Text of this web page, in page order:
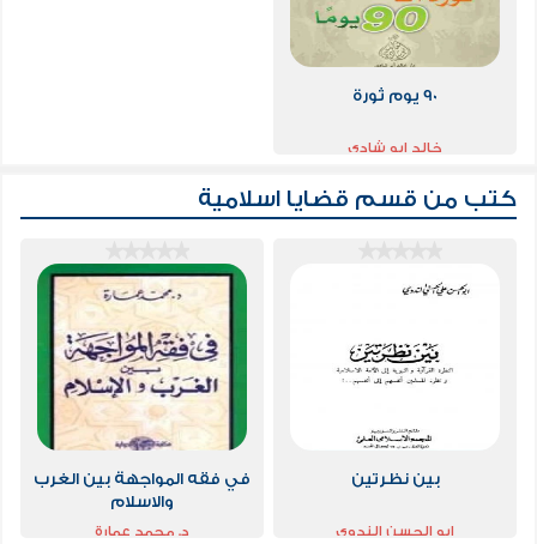
90 يوم ثورة
خالد ابو شادي
كتب من قسم قضايا اسلامية
بين نظرتين
ابو الحسن الندوي
في فقه المواجهة بين الغرب
والاسلام
د. محمد عمارة